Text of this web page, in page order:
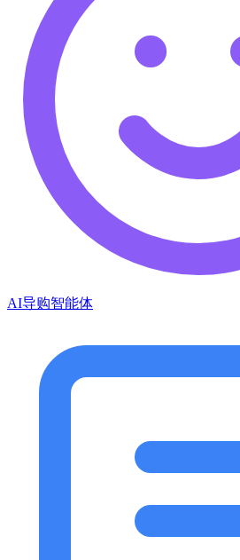
AI导购智能体